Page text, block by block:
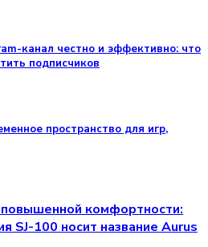
канал честно и эффективно: что
подписчиков
пространство для игр,
комфортности:
SJ-100 носит название Aurus